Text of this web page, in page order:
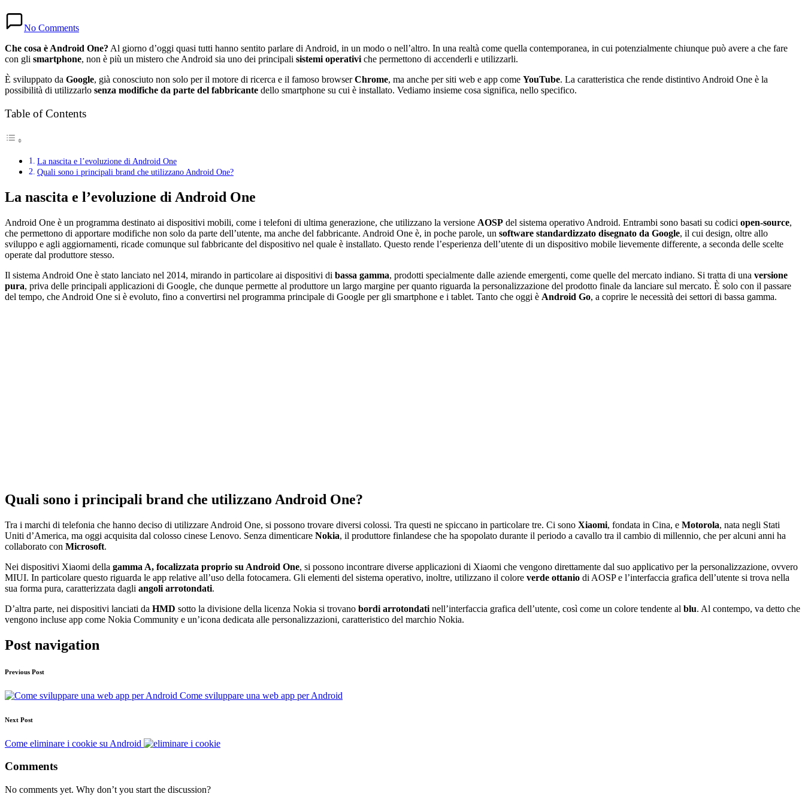
No Comments
Che cosa è Android One? Al giorno d’oggi quasi tutti hanno sentito parlare di Android, in un modo o nell’altro. In una realtà come quella contemporanea, in cui potenzialmente chiunque può avere a che fare
con gli smartphone, non è più un mistero che Android sia uno dei principali sistemi operativi che permettono di accenderli e utilizzarli.
È sviluppato da Google, già conosciuto non solo per il motore di ricerca e il famoso browserChrome, ma anche per siti web e app come YouTube. La caratteristica che rende distintivo Android One è la
possibilità di utilizzarlo senza modifiche da parte del fabbricante dello smartphone su cui è installato. Vediamo insieme cosa significa, nello specifico.
Table of Contents
La nascita e l’evoluzione di Android One
Quali sono i principali brand che utilizzano Android One?
La nascita e l’evoluzione di Android One
Android One è un programma destinato ai dispositivi mobili, come i telefoni di ultima generazione, che utilizzano la versione AOSP del sistema operativo Android. Entrambi sono basati su codici open-source,
che permettono di apportare modifiche non solo da parte dell’utente, ma anche del fabbricante. Android One è, in poche parole, un software standardizzato disegnato da Google, il cui design, oltre allo
sviluppo e agli aggiornamenti, ricade comunque sul fabbricante del dispositivo nel quale è installato. Questo rende l’esperienza dell’utente di un dispositivo mobile lievemente differente, a seconda delle scelte
operate dal produttore stesso.
Il sistema Android One è stato lanciato nel 2014, mirando in particolare ai dispositivi di bassa gamma, prodotti specialmente dalle aziende emergenti, come quelle del mercato indiano. Si tratta di una versione
pura, priva delle principali applicazioni di Google, che dunque permette al produttore un largo margine per quanto riguarda la personalizzazione del prodotto finale da lanciare sul mercato. È solo con il passare
del tempo, che Android One si è evoluto, fino a convertirsi nel programma principale di Google per gli smartphone e i tablet. Tanto che oggi è Android Go, a coprire le necessità dei settori di bassa gamma.
Quali sono i principali brand che utilizzano Android One?
Tra i marchi di telefonia che hanno deciso di utilizzare Android One, si possono trovare diversi colossi. Tra questi ne spiccano in particolare tre. Ci sono Xiaomi, fondata in Cina, e Motorola, nata negli Stati
Uniti d’America, ma oggi acquisita dal colosso cinese Lenovo. Senza dimenticare Nokia, il produttore finlandese che ha spopolato durante il periodo a cavallo tra il cambio di millennio, che per alcuni anni ha
collaborato con Microsoft.
Nei dispositivi Xiaomi della gamma A, focalizzata proprio su Android One, si possono incontrare diverse applicazioni di Xiaomi che vengono direttamente dal suo applicativo per la personalizzazione, ovvero
MIUI. In particolare questo riguarda le app relative all’uso della fotocamera. Gli elementi del sistema operativo, inoltre, utilizzano il colore verde ottanio di AOSP e l’interfaccia grafica dell’utente si trova nella
sua forma pura, caratterizzata dagli angoli arrotondati.
D’altra parte, nei dispositivi lanciati da HMD sotto la divisione della licenza Nokia si trovano bordi arrotondati nell’interfaccia grafica dell’utente, così come un colore tendente al blu. Al contempo, va detto che
vengono incluse app come Nokia Community e un’icona dedicata alle personalizzazioni, caratteristico del marchio Nokia.
Post navigation
Previous Post
Come sviluppare una web app per Android
Next Post
Come eliminare i cookie su Android
Comments
No comments yet. Why don’t you start the discussion?